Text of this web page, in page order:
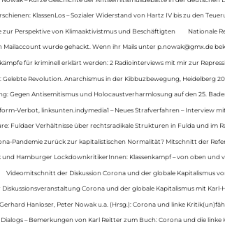
KlassenLos – Sozialer Widerstand von Hartz IV bis zu den
zur Perspektive von Klimaaktivistmus und Beschäftigten Nationale
Mailaccount wurde gehackt. Wenn ihr Mails unter p.nowak@gmx.de
für kriminell erklärt werden: 2 Radiointerviews mit mir zur
Gelebte Revolution. Anarchismus in der Kibbuzbewegung, Heidelberg
Gegen Antisemitismus und Holocaustverharmlosung auf den 25.
Verbot, linksunten.indymedia1 – Neues Strafverfahren – Interview
Fuldaer Verhältnisse über rechtsradikale Strukturen in Fulda und im
Pandemie zurück zur kapitalistischen Normalität? Mitschnitt der
und Hamburger LockdownkritikerInnen: Klassenkampf – von oben und
Videomitschnitt der Diskussion Corona und der globale Kapitalismus
Corona und der globale Kapitalismus mit Karl-
Hanloser, Peter Nowak u.a. (Hrsg.): Corona und linke
Dialogs – Bemerkungen von Karl Reitter zum Buch: Corona und die